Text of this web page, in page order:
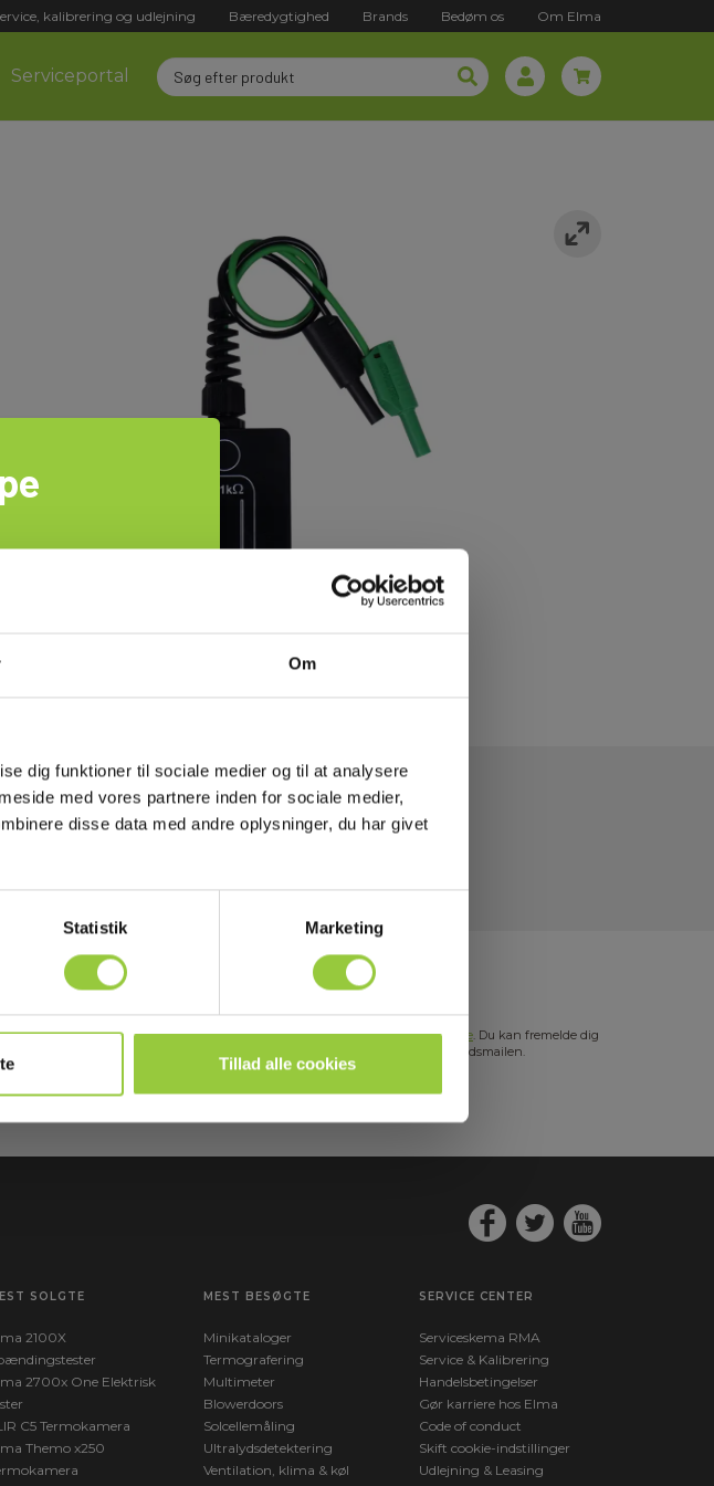
Om
dig funktioner til sociale medier og til at analysere
med vores partnere inden for sociale medier,
disse data med andre oplysninger, du har givet
Statistik Marketing
Tillad alle cookies
kalibrering og udlejning Bæredygtighed Brands Bedøm os Om Elma
Serviceportal
Læs mere i voresGDPR Persondatabeskyttelse. Du kan fremelde dig
nyhedsbrevet når som helst via et link i nyhedsmailen.
SOLGTE
2100X
2700x One Elektrisk
C5 Termokamera
Themo x250
MEST BESØGTE
Minikataloger
Termografering
Multimeter
Blowerdoors
Solcellemåling
Ultralydsdetektering
Ventilation, klima & køl
SERVICE CENTER
Serviceskema RMA
Service & Kalibrering
Handelsbetingelser
Gør karriere hos Elma
Code of conduct
Skift cookie-indstillinger
Udlejning & Leasing